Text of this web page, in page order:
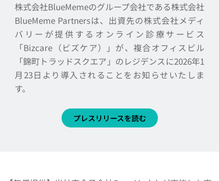
株式会社BlueMemeのグループ会社である株式会社
BlueMeme Partnersは、出資先の株式会社メディ
バリーが提供するオンライン診療サービス
「Bizcare（ビズケア）」が、複合オフィスビル
「錦町トラッドスクエア」のレジデンスに2026年1
月23日より導入されることをお知らせいたしま
す。
プレスリリースを読む